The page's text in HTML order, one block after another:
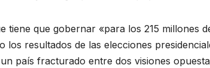
tiene que gobernar «para los 215 millones
los resultados de las elecciones
país fracturado entre dos visiones